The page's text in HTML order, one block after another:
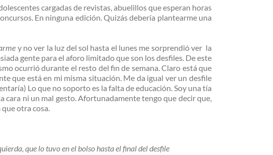
cargadas de revistas, abuelillos que esperan horas
En ninguna edición. Quizás debería plantearme una
y no ver la luz del sol hasta el lunes me sorprendió ver la
gente para el aforo limitado que son los desfiles. De este
ocurrió durante el resto del fin de semana. Claro está que
que está en mi misma situación. Me da igual ver un desfile
Lo que no soporto es la falta de educación. Soy una tía
cara ni un mal gesto. Afortunadamente tengo que decir que,
otra cosa.
que lo tuvo en el bolso hasta el final del desfile